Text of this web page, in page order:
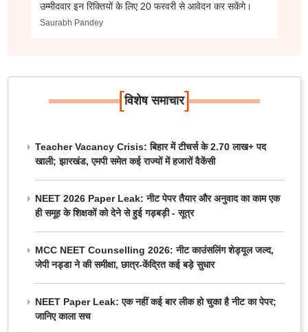
उम्मीदवार इन रिक्तियों के लिए 20 फरवरी से आवेदन कर सकेंगे।
Saurabh Pandey
[विशेष समाचार]
Teacher Vacancy Crisis: बिहार में टीचर्स के 2.70 लाख+ पद
खाली; झारखंड, एमपी समेत कई राज्यों में हजारों वैकेंसी
NEET 2026 Paper Leak: नीट पेपर तैयार और अनुवाद का काम एक
ही समूह के शिक्षकों को देने से हुई गड़बड़ी - सूत्र
MCC NEET Counselling 2026: नीट काउंसलिंग शेड्यूल जल्द,
जेपी नड्डा ने की समीक्षा, छात्र-केंद्रित कई बड़े सुधार
NEET Paper Leak: एक नहीं कई बार लीक हो चुका है नीट का पेपर;
जानिए काला सच